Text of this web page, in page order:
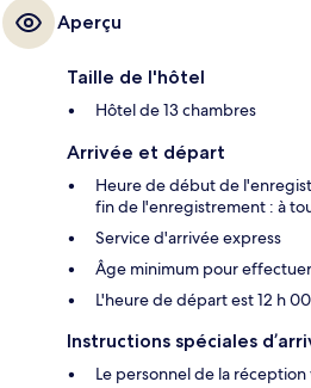
Aperçu
Taille de l'hôtel
Hôtel de 13 chambres
Arrivée et départ
Heure de début de
fin de l'enregistrement : à
Service d'arrivée express
Âge minimum pour
L'heure de départ est 12 h 00
Instructions spéciales
Le personnel de la